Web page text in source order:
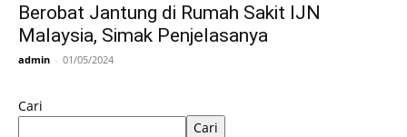
Berobat Jantung di Rumah Sakit IJN
Malaysia, Simak Penjelasanya
admin - 01/05/2024
Cari
Cari